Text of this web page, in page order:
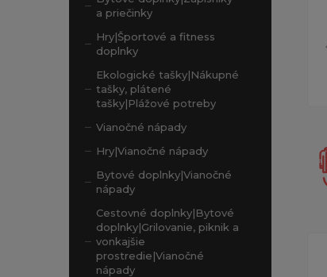
a priečinky
Hry|Športové a fitness
doplnky
Ekologické tašky|Nákupné
tašky, plátené
tašky|Plážové potreby
Vianočné nápady
Hry|Vianočné nápady
Bytové doplnky|Vianočné
nápady
Cestovné doplnky|Bytové
doplnky|Grilovanie, piknik a
vonkajšie
prostredie|Vianočné
nápady